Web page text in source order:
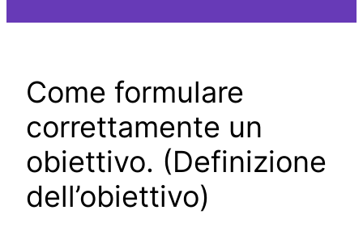
Come formulare
correttamente un
obiettivo. (Definizione
dell’obiettivo)